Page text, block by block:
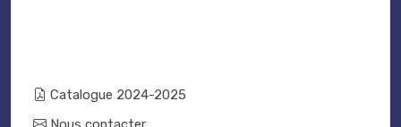
Catalogue 2024-2025